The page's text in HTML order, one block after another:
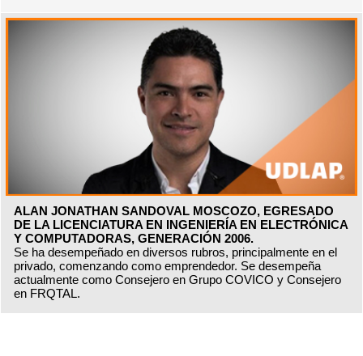
ALAN JONATHAN SANDOVAL MOSCOZO, EGRESADO
DE LA LICENCIATURA EN INGENIERÍA EN ELECTRÓNICA
Y COMPUTADORAS, GENERACIÓN 2006.
Se ha desempeñado en diversos rubros, principalmente en el
privado, comenzando como emprendedor. Se desempeña
actualmente como Consejero en Grupo COVICO y Consejero
en FRQTAL.